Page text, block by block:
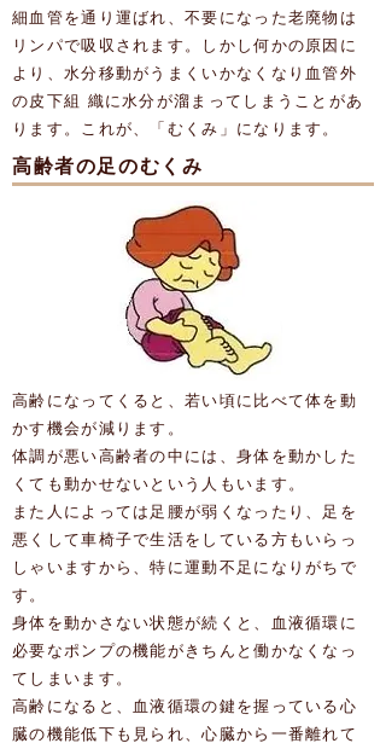
細血管を通り運ばれ、不要になった老廃物は
リンパで吸収されます。しかし何かの原因に
より、水分移動がうまくいかなくなり血管外
の皮下組 織に水分が溜まってしまうことがあ
ります。これが、「むくみ」になります。
高齢者の足のむくみ
高齢になってくると、若い頃に比べて体を動
かす機会が減ります。
体調が悪い高齢者の中には、身体を動かした
くても動かせないという人もいます。
また人によっては足腰が弱くなったり、足を
悪くして車椅子で生活をしている方もいらっ
しゃいますから、特に運動不足になりがちで
す。
身体を動かさない状態が続くと、血液循環に
必要なポンプの機能がきちんと働かなくなっ
てしまいます。
高齢になると、血液循環の鍵を握っている心
臓の機能低下も見られ、心臓から一番離れて